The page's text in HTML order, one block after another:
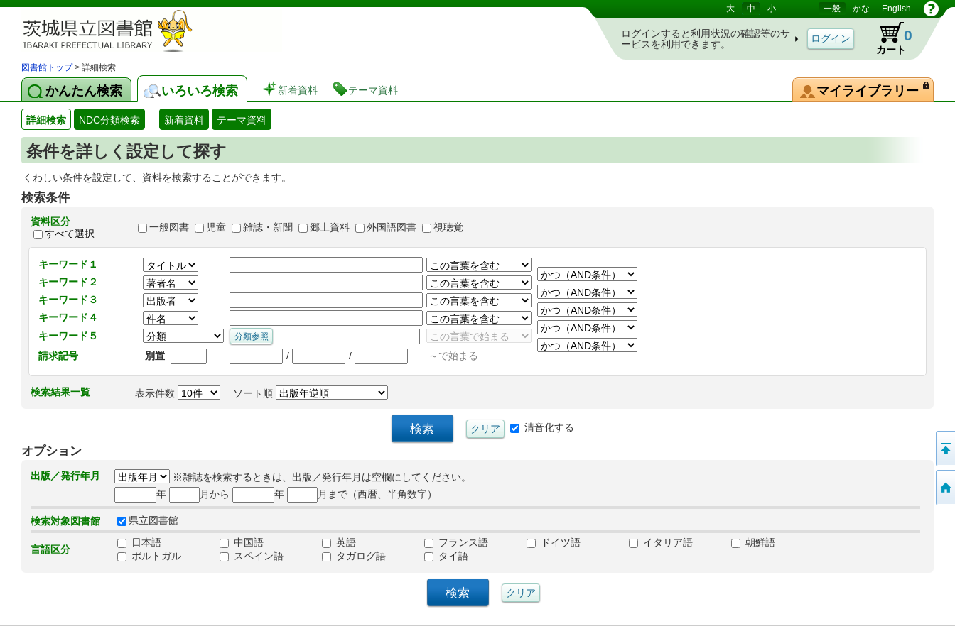
茨城県立図書館 蔵書検索・予約システム 大 中 小 一般 かな English
ログインすると利用状況の確認等のサ
ービスを利用できます。
カート
0
図書館トップ> 詳細検索
かんたん検索 いろいろ検索 新着資料 テーマ資料 マイライブラリー
詳細検索 NDC分類検索 新着資料 テーマ資料
条件を詳しく設定して探す
くわしい条件を設定して、資料を検索することができます。
検索条件
資料区分
すべて選択
一般図書 児童 雑誌・新聞 郷土資料 外国語図書 視聴覚
キーワード１
キーワード２
キーワード３
キーワード４
キーワード５
請求記号
別置 / / ～で始まる
検索結果一覧 表示件数 ソート順
清音化する
オプション
出版／発行年月
※雑誌を検索するときは、出版／発行年月は空欄にしてください。
年
月から 年 月まで（西暦、半角数字）
検索対象図書館 県立図書館
言語区分
日本語 中国語 英語 フランス語 ドイツ語 イタリア語
朝鮮語
ポルトガル
スペイン語 タガログ語 タイ語